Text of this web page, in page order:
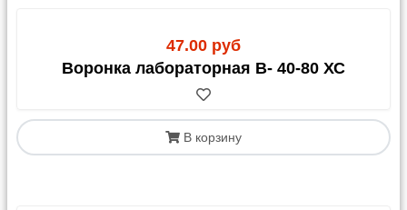
47.00 руб
Воронка лабораторная В- 40-80 ХС
В корзину